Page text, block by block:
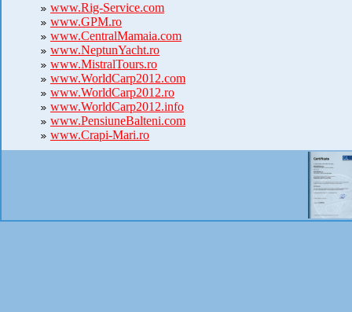
www.Rig-Service.com
www.GPM.ro
www.CentralMamaia.com
www.NeptunYacht.ro
www.MistralTours.ro
www.WorldCarp2012.com
www.WorldCarp2012.ro
www.WorldCarp2012.info
www.PensiuneBalteni.com
www.Crapi-Mari.ro